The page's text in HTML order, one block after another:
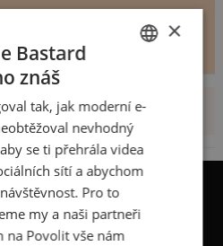
ZEROHEROSLOVAK
×
Bastard
znáš
tak, jak moderní e-
nevhodný
se ti přehrála videa
sítí a abychom
Pro to
my a naši partneři
na Povolit vše nám